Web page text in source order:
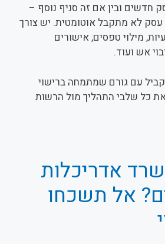
חדשים ובין אם זה סניף נוסף –
עסק לא מתקבל אוטומטית. יש צורך
מילוי טפסים, אישורים
אש ועוד.
עם גורם שמתמחה ברישוי
כל שלבי התהליך מול הרשות
אדריכלות
אל תשכחו